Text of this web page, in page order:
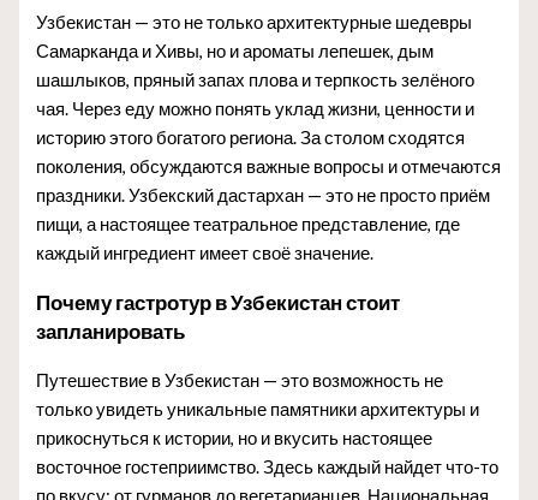
Узбекистан — это не только архитектурные шедевры
Самарканда и Хивы, но и ароматы лепешек, дым
шашлыков, пряный запах плова и терпкость зелёного
чая. Через еду можно понять уклад жизни, ценности и
историю этого богатого региона. За столом сходятся
поколения, обсуждаются важные вопросы и отмечаются
праздники. Узбекский дастархан — это не просто приём
пищи, а настоящее театральное представление, где
каждый ингредиент имеет своё значение.
Почему гастротур в Узбекистан стоит
запланировать
Путешествие в Узбекистан — это возможность не
только увидеть уникальные памятники архитектуры и
прикоснуться к истории, но и вкусить настоящее
восточное гостеприимство. Здесь каждый найдет что-то
по вкусу: от гурманов до вегетарианцев. Национальная